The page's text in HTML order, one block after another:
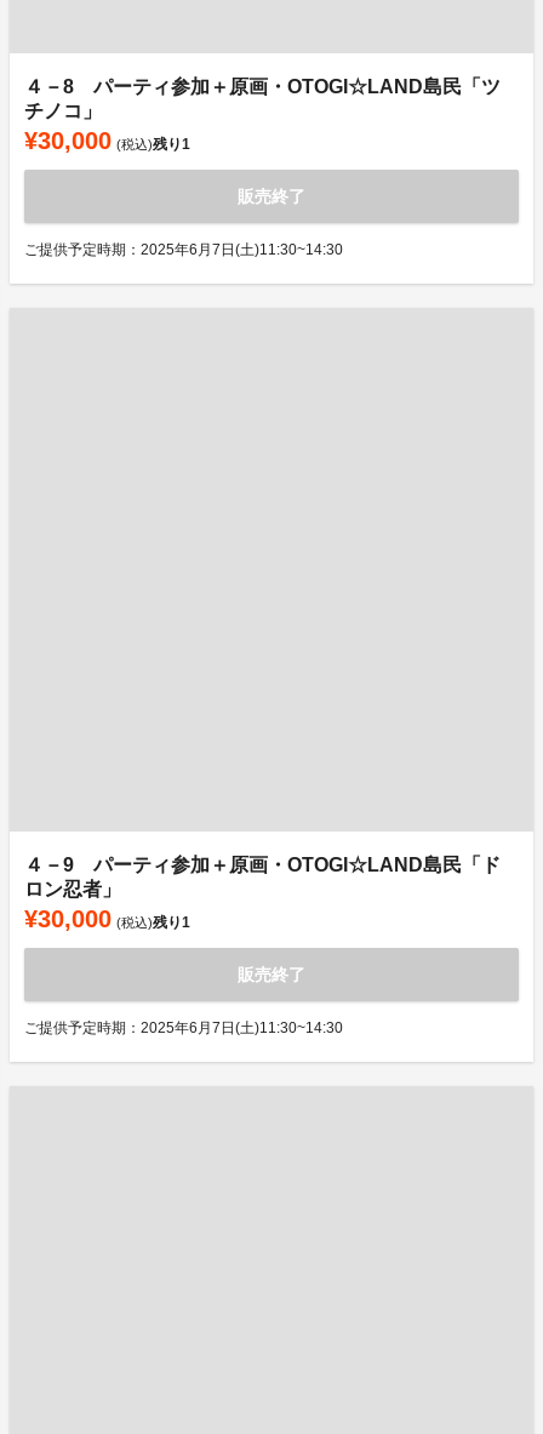
４－8 パーティ参加＋原画・OTOGI☆LAND島民「ツ
チノコ」
¥30,000 (税込)残り1
販売終了
ご提供予定時期：2025年6月7日(土)11:30~14:30
４－9 パーティ参加＋原画・OTOGI☆LAND島民「ド
ロン忍者」
¥30,000 (税込)残り1
販売終了
ご提供予定時期：2025年6月7日(土)11:30~14:30